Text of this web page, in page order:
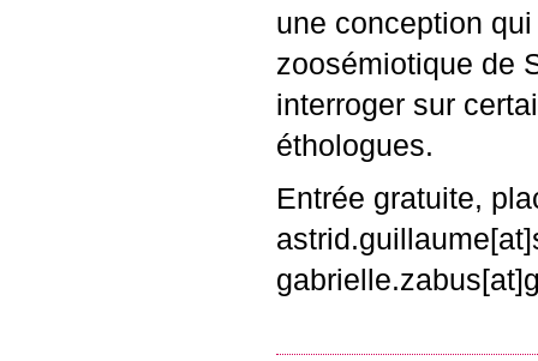
une conception qui
zoosémiotique de
interroger sur
éthologues.
Entrée gratuite,